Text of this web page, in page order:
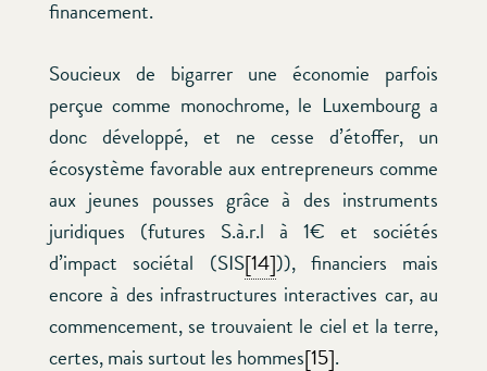
financement.
Soucieux de bigarrer une économie parfois
perçue comme monochrome, le Luxembourg a
donc développé, et ne cesse d’étoffer, un
écosystème favorable aux entrepreneurs comme
aux jeunes pousses grâce à des instruments
juridiques (futures S.à.r.l à 1€ et sociétés
d’impact sociétal (SIS[14])), financiers mais
encore à des infrastructures interactives car, au
commencement, se trouvaient le ciel et la terre,
certes, mais surtout les hommes[15].